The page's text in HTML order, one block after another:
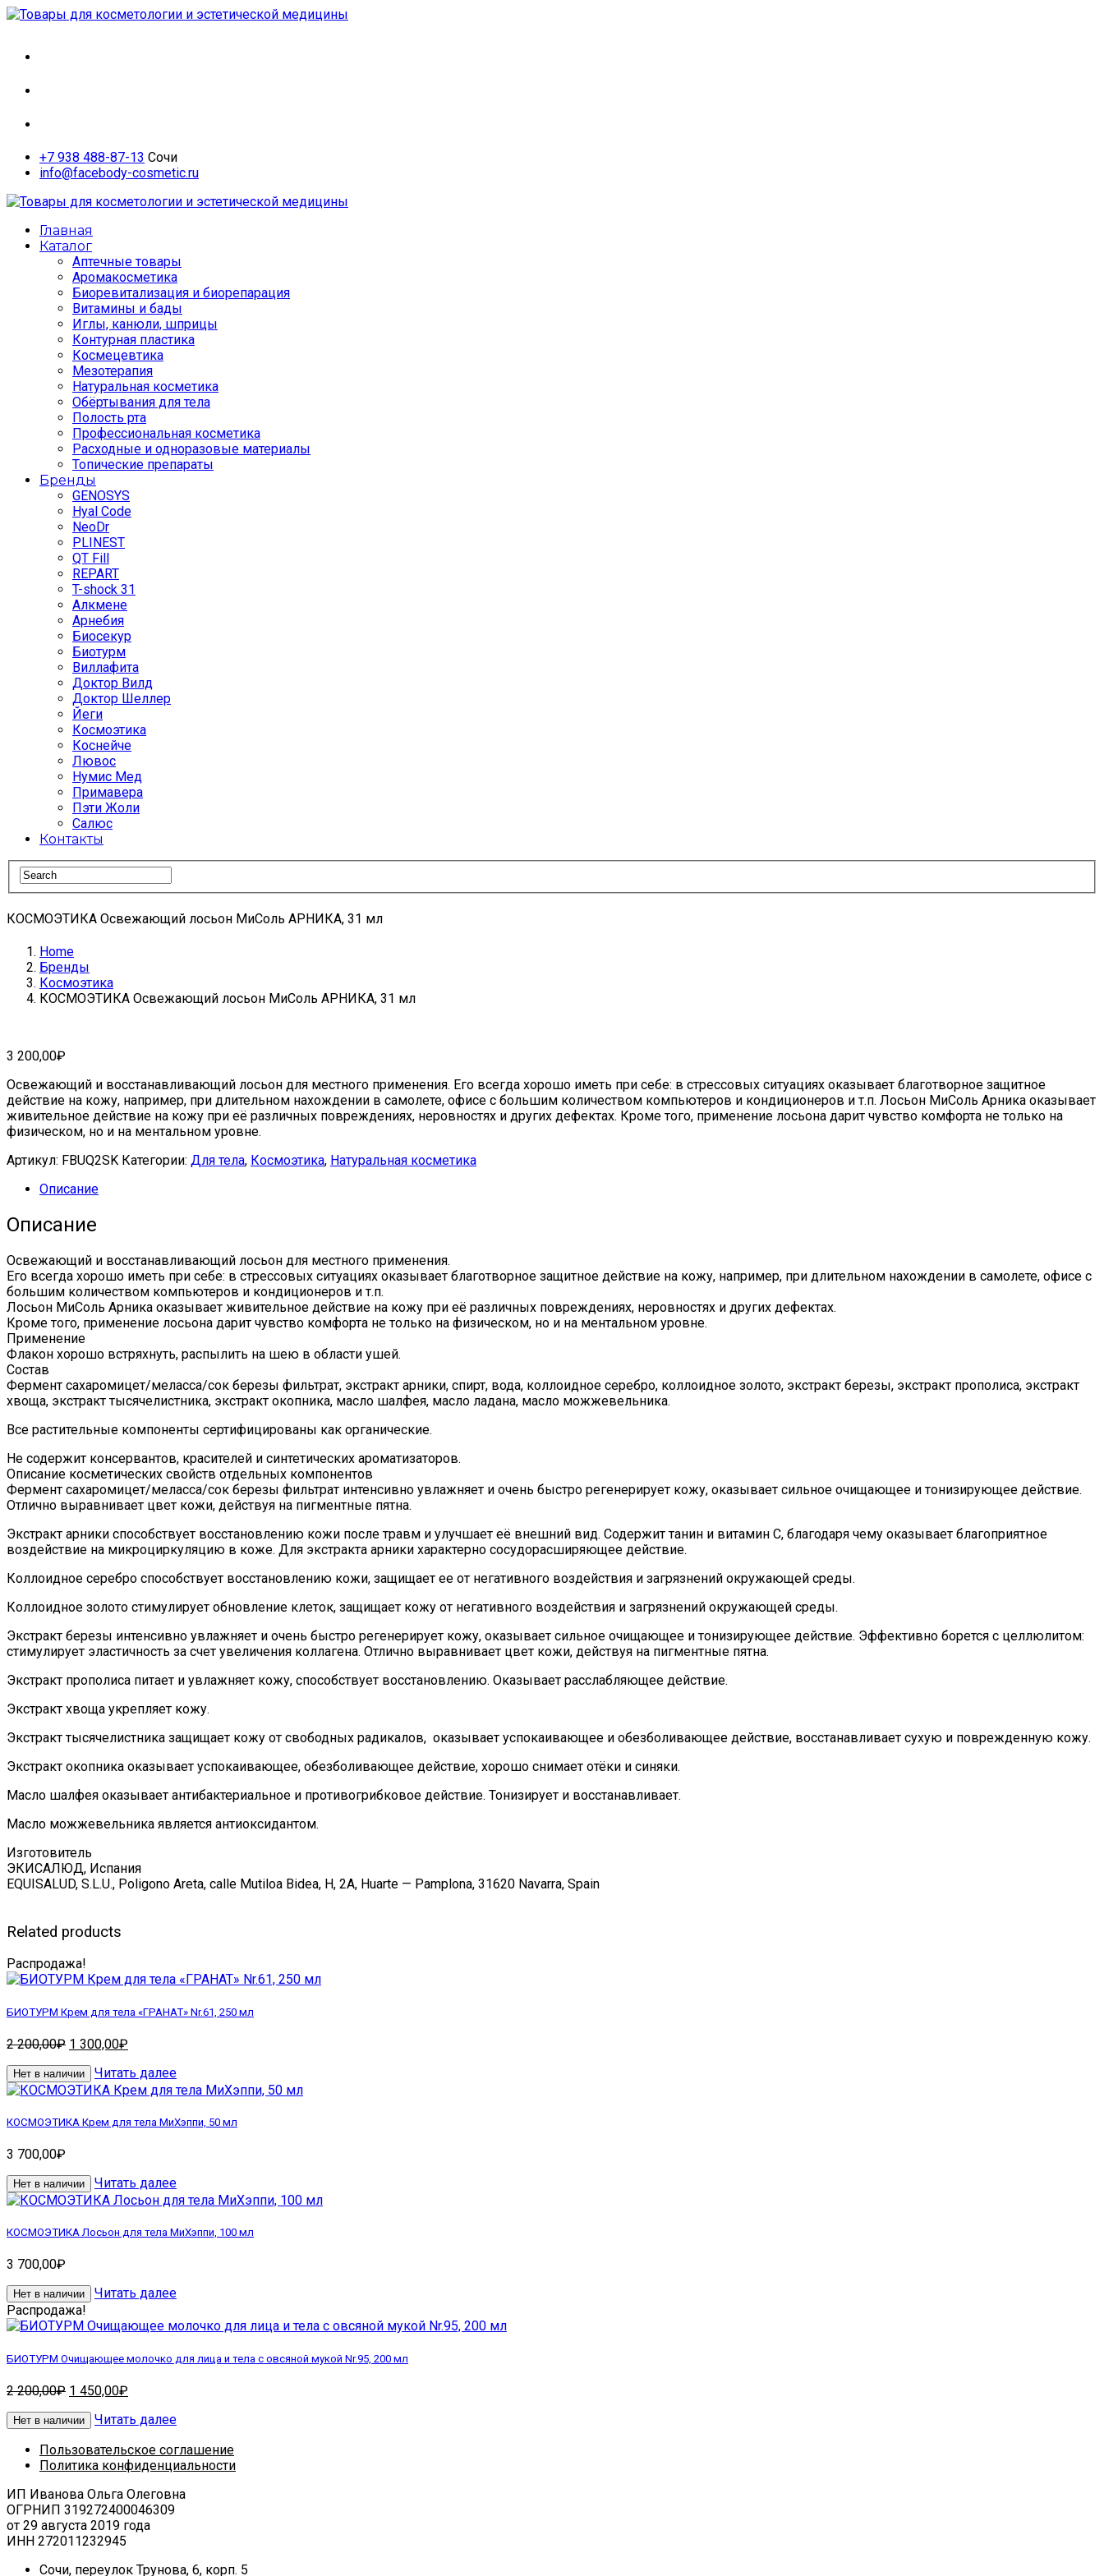
+7 938 488-87-13 Сочи
info@facebody-cosmetic.ru
Главная
Каталог
Аптечные товары
Аромакосметика
Биоревитализация и биорепарация
Витамины и бады
Иглы, канюли, шприцы
Контурная пластика
Космецевтика
Мезотерапия
Натуральная косметика
Обёртывания для тела
Полость рта
Профессиональная косметика
Расходные и одноразовые материалы
Топические препараты
Бренды
GENOSYS
Hyal Code
NeoDr
PLINEST
QT Fill
REPART
T-shock 31
Алкмене
Арнебия
Биосекур
Биотурм
Виллафита
Доктор Вилд
Доктор Шеллер
Йеги
Космоэтика
Коснейче
Лювос
Нумис Мед
Примавера
Пэти Жоли
Салюс
Контакты
КОСМОЭТИКА Освежающий лосьон МиСоль АРНИКА, 31 мл
Home
Бренды
Космоэтика
КОСМОЭТИКА Освежающий лосьон МиСоль АРНИКА, 31 мл
3 200,00₽
Освежающий и восстанавливающий лосьон для местного применения. Его всегда хорошо иметь при себе: в стрессовых ситуациях оказывает благотворное защитное
действие на кожу, например, при длительном нахождении в самолете, офисе с большим количеством компьютеров и кондиционеров и т.п. Лосьон МиСоль Арника оказывает
живительное действие на кожу при её различных повреждениях, неровностях и других дефектах. Кроме того, применение лосьона дарит чувство комфорта не только на
физическом, но и на ментальном уровне.
Артикул: FBUQ2SK Категории: Для тела, Космоэтика, Натуральная косметика
Описание
Описание
Освежающий и восстанавливающий лосьон для местного применения.
Его всегда хорошо иметь при себе: в стрессовых ситуациях оказывает благотворное защитное действие на кожу, например, при длительном нахождении в самолете, офисе с
большим количеством компьютеров и кондиционеров и т.п.
Лосьон МиСоль Арника оказывает живительное действие на кожу при её различных повреждениях, неровностях и других дефектах.
Кроме того, применение лосьона дарит чувство комфорта не только на физическом, но и на ментальном уровне.
Применение
Флакон хорошо встряхнуть, распылить на шею в области ушей.
Состав
Фермент сахаромицет/меласса/сок березы фильтрат, экстракт арники, спирт, вода, коллоидное серебро, коллоидное золото, экстракт березы, экстракт прополиса, экстракт
хвоща, экстракт тысячелистника, экстракт окопника, масло шалфея, масло ладана, масло можжевельника.
Все растительные компоненты сертифицированы как органические.
Не содержит консервантов, красителей и синтетических ароматизаторов.
Описание косметических свойств отдельных компонентов
Фермент сахаромицет/меласса/сок березы фильтрат интенсивно увлажняет и очень быстро регенерирует кожу, оказывает сильное очищающее и тонизирующее действие.
Отлично выравнивает цвет кожи, действуя на пигментные пятна.
Экстракт арники способствует восстановлению кожи после травм и улучшает её внешний вид. Содержит танин и витамин С, благодаря чему оказывает благоприятное
воздействие на микроциркуляцию в коже. Для экстракта арники характерно сосудорасширяющее действие.
Коллоидное серебро способствует восстановлению кожи, защищает ее от негативного воздействия и загрязнений окружающей среды.
Коллоидное золото стимулирует обновление клеток, защищает кожу от негативного воздействия и загрязнений окружающей среды.
Экстракт березы интенсивно увлажняет и очень быстро регенерирует кожу, оказывает сильное очищающее и тонизирующее действие. Эффективно борется с целлюлитом:
стимулирует эластичность за счет увеличения коллагена. Отлично выравнивает цвет кожи, действуя на пигментные пятна.
Экстракт прополиса питает и увлажняет кожу, способствует восстановлению. Оказывает расслабляющее действие.
Экстракт хвоща укрепляет кожу.
Экстракт тысячелистника защищает кожу от свободных радикалов, оказывает успокаивающее и обезболивающее действие, восстанавливает сухую и поврежденную кожу.
Экстракт окопника оказывает успокаивающее, обезболивающее действие, хорошо снимает отёки и синяки.
Масло шалфея оказывает антибактериальное и противогрибковое действие. Тонизирует и восстанавливает.
Масло можжевельника является антиоксидантом.
Изготовитель
ЭКИСАЛЮД, Испания
EQUISALUD, S.L.U., Poligono Areta, calle Mutiloa Bidea, H, 2A, Huarte — Pamplona, 31620 Navarra, Spain
Related products
Распродажа!
БИОТУРМ Крем для тела «ГРАНАТ» Nr.61, 250 мл
2 200,00₽ Первоначальная
составляла
2
1 300,00₽
1
300,00₽.
Нет в наличии Читать далее
КОСМОЭТИКА Крем для тела МиХэппи, 50 мл
3 700,00₽
Нет в наличии Читать далее
КОСМОЭТИКА Лосьон для тела МиХэппи, 100 мл
3 700,00₽
Нет в наличии
Читать далее
Распродажа!
БИОТУРМ Очищающее молочко для лица и тела с овсяной мукой Nr.95, 200 мл
2 200,00₽ Первоначальная
составляла
200,00₽.
1 450,00₽
1
Нет в наличии
Читать далее
Пользовательское соглашение
Политика конфиденциальности
ИП Иванова Ольга Олеговна
ОГРНИП 319272400046309
от 29 августа 2019 года
ИНН 272011232945
Сочи, переулок Трунова, 6, корп. 5